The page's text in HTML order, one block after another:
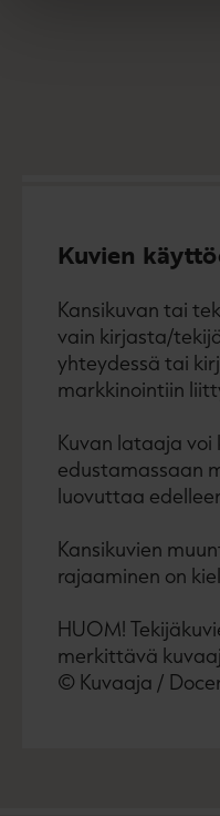
Kuvien
Kansikuvan tai
vain kirjasta/
yhteydessä tai
markkinointiin
Kuvan lataaja
edustamassaan
luovuttaa
Kansikuvien
rajaaminen on
HUOM!
merkittävä
© Kuvaaja /